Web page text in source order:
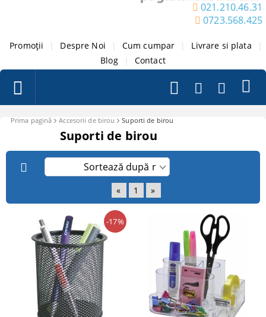
021.210.46.31
0723.568.425
Promoții Despre Noi Cum cumpar Livrare si plata
Blog
Contact
Prima pagină Accesorii de birou Suporti de birou
Suporti de birou
« 1 »
-17%